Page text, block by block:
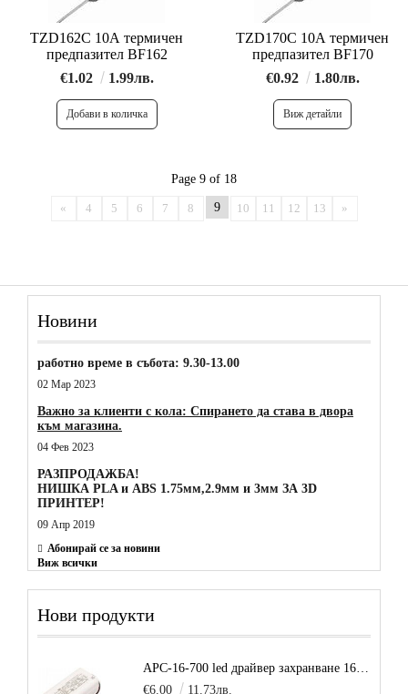
TZD162C 10A термичен
предпазител BF162
€1.02
1.99лв.
TZD170C 10A термичен
предпазител BF170
€0.92
1.80лв.
Виж детайли
Page 9 of 18
« 4 5 6 7 8 9 10 11 12 13 »
Новини
работно време в събота: 9.30-13.00
02 Мар 2023
Важно за клиенти с кола: Спирането да става в двора
към магазина.
04 Фев 2023
РАЗПРОДАЖБА!
НИШКА PLA и ABS 1.75мм,2.9мм и 3мм ЗА 3D
ПРИНТЕР!
09 Апр 2019
Абонирай се за новини
Виж всички
Нови продукти
APC-16-700 led драйвер захранване 16.8W 700mA
€6.00
11.73лв.